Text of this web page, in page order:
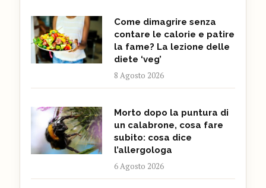
Come dimagrire senza
contare le calorie e patire
la fame? La lezione delle
diete ‘veg’
8 Agosto 2026
Morto dopo la puntura di
un calabrone, cosa fare
subito: cosa dice
l’allergologa
6 Agosto 2026